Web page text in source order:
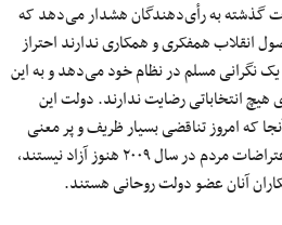
گذشته به رأی‌دهندگان هشدار می‌دهد که
انقلاب همفکری و همکاری ندارند احتراز
نگرانی مسلم در نظام خود می‌دهد و به این
هیچ انتخاباتی رضایت ندارند. دولت این
که امروز تناقضی بسیار ظریف و پر معنی
وجود دارد. در حالی که رهبران اعتراضات مردم در سال ۲۰۰۹ هنوز آزاد نیستند،
آنان عضو دولت روحانی هستند.